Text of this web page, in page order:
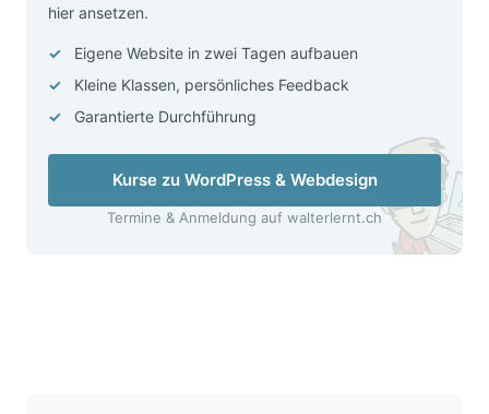
hier ansetzen.
Eigene Website in zwei Tagen aufbauen
Kleine Klassen, persönliches Feedback
Garantierte Durchführung
Kurse zu WordPress & Webdesign
Termine & Anmeldung auf walterlernt.ch